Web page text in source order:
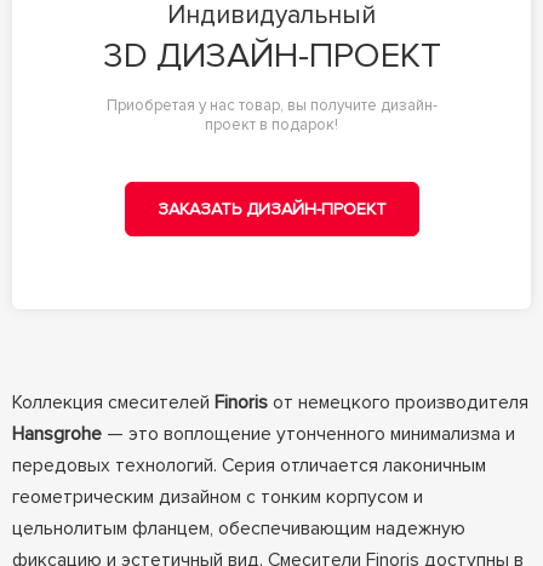
Индивидуальный
3D ДИЗАЙН-ПРОЕКТ
Приобретая у нас товар, вы получите дизайн-
проект в подарок!
ЗАКАЗАТЬ ДИЗАЙН-ПРОЕКТ
Коллекция смесителей Finorisот немецкого производителя
Hansgrohe— это воплощение утонченного минимализма и
передовых технологий. Серия отличается лаконичным
геометрическим дизайном с тонким корпусом и
цельнолитым фланцем, обеспечивающим надежную
фиксацию и эстетичный вид. Смесители Finoris доступны в